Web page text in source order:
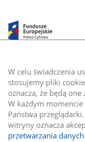
W celu świadczenia
stosujemy pliki
oznacza, że będą
W każdym
Państwa
witryny oznacza
przetwarzania